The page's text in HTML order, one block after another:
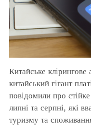
Китайське
китайський гігант
повідомили про
липні та серпні, які
туризму та